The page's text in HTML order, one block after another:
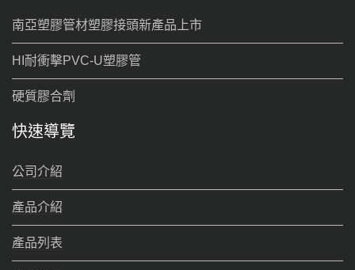
南亞塑膠管材塑膠接頭新產品上市
HI耐衝擊PVC-U塑膠管
硬質膠合劑
快速導覽
公司介紹
產品介紹
產品列表